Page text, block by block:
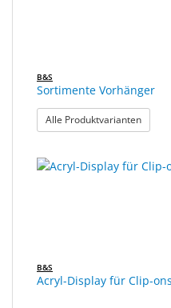
B&S
Sortimente Vorhänger
Alle Produktvarianten:
B&S
Acryl-Display für Clip-ons